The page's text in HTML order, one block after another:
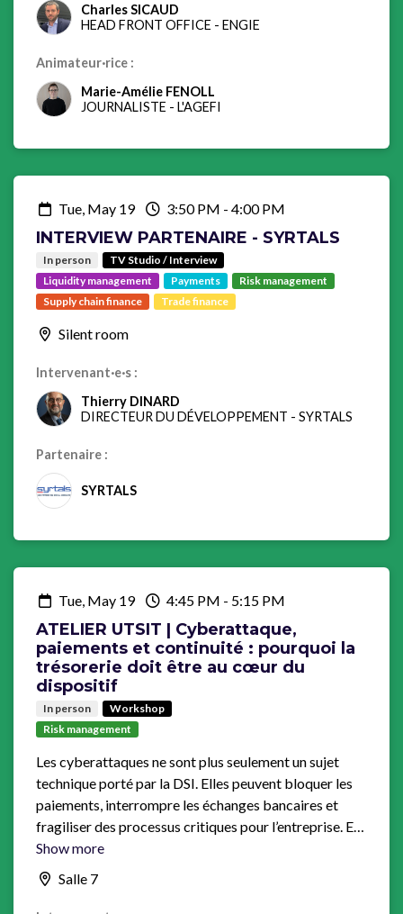
Charles SICAUD
HEAD FRONT OFFICE - ENGIE
Animateur·rice :
Marie-Amélie FENOLL
JOURNALISTE - L'AGEFI
Tue, May 19 3:50 PM - 4:00 PM
INTERVIEW PARTENAIRE - SYRTALS
In person
TV Studio / Interview
Liquidity management
Payments
Risk management
Supply chain finance
Trade finance
Silent room
Intervenant·e·s :
Thierry DINARD
DIRECTEUR DU DÉVELOPPEMENT - SYRTALS
Partenaire :
SYRTALS
Tue, May 19 4:45 PM - 5:15 PM
ATELIER UTSIT | Cyberattaque,
paiements et continuité : pourquoi la
trésorerie doit être au cœur du
dispositif
In person
Workshop
Risk management
Les cyberattaques ne sont plus seulement un sujet
technique porté par la DSI. Elles peuvent bloquer les
paiements, interrompre les échanges bancaires et
fragiliser des processus critiques pour l’entreprise. Et
le risque ne vient pas uniquement d’une attaque visant
l’infrastructure du client : il peut aussi concerner un
prestataire critique intervenant dans la chaîne des
Show more
Salle 7